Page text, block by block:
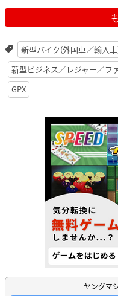
新型バイク(外国車／輸入
新型ビジネス／レジャー／フ
GPX
ヤングマ